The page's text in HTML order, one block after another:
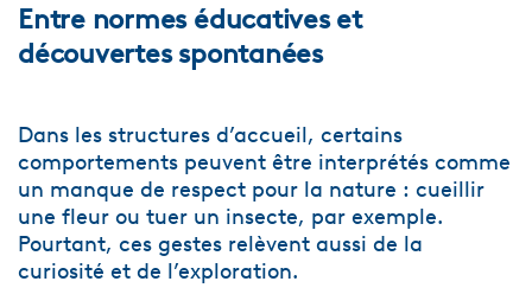
Entre normes éducatives et
découvertes spontanées
Dans les structures d’accueil, certains
comportements peuvent être interprétés comme
un manque de respect pour la nature : cueillir
une fleur ou tuer un insecte, par exemple.
Pourtant, ces gestes relèvent aussi de la
curiosité et de l’exploration.